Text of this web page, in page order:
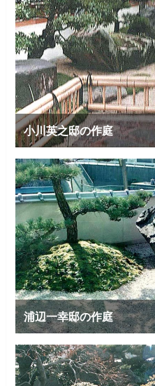
小川英之邸の作庭
浦辺一幸邸の作庭